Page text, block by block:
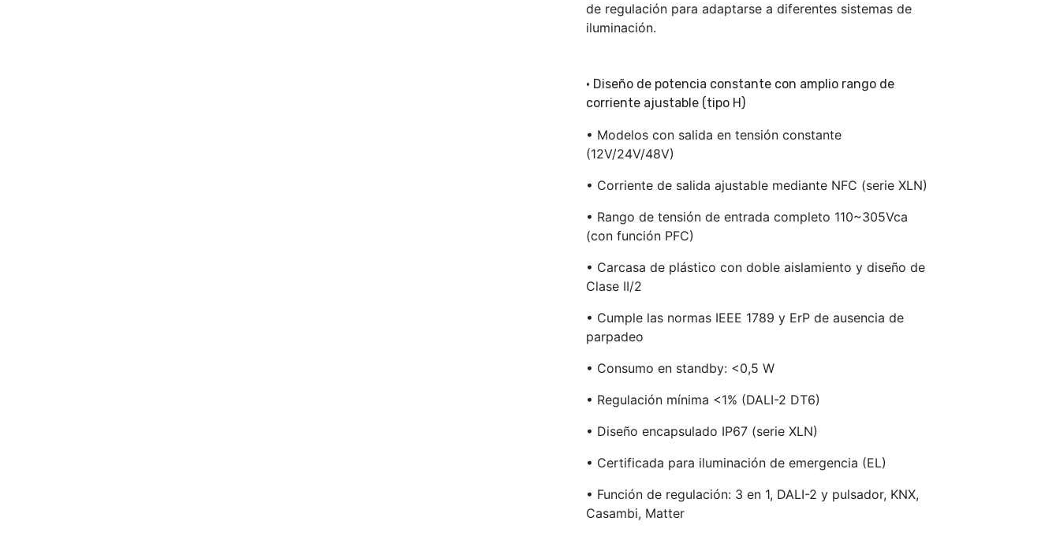
de regulación para adaptarse a diferentes sistemas de
iluminación.
• Diseño de potencia constante con amplio rango de
corriente ajustable (tipo H)
• Modelos con salida en tensión constante
(12V/24V/48V)
• Corriente de salida ajustable mediante NFC (serie XLN)
• Rango de tensión de entrada completo 110~305Vca
(con función PFC)
• Carcasa de plástico con doble aislamiento y diseño de
Clase II/2
• Cumple las normas IEEE 1789 y ErP de ausencia de
parpadeo
• Consumo en standby: <0,5 W
• Regulación mínima <1% (DALI-2 DT6)
• Diseño encapsulado IP67 (serie XLN)
• Certificada para iluminación de emergencia (EL)
• Función de regulación: 3 en 1, DALI-2 y pulsador, KNX,
Casambi, Matter